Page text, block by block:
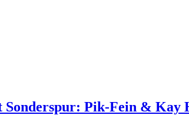
Sonderspur: Pik-Fein & Kay